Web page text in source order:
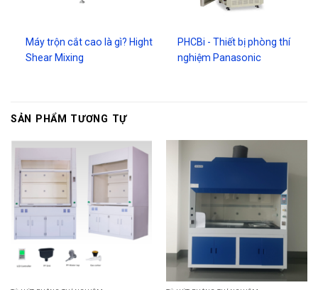
Máy trộn cắt cao là gì? Hight
Shear Mixing
PHCBi - Thiết bị phòng thí
nghiệm Panasonic
SẢN PHẨM TƯƠNG TỰ